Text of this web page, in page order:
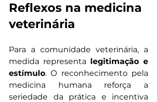
Reflexos na medicina
veterinária
Para a comunidade veterinária, a
medida representa legitimação e
estímulo. O reconhecimento pela
medicina humana reforça a
seriedade da prática e incentiva